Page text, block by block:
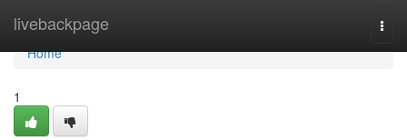
livebackpage
Home
Home
1